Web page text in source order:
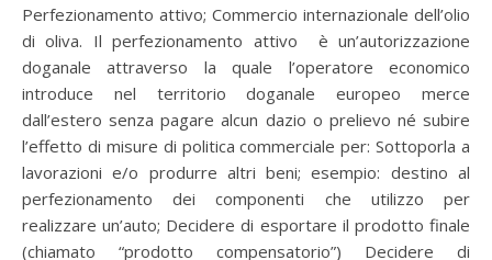
Perfezionamento attivo; Commercio internazionale dell’olio
di oliva. Il perfezionamento attivo è un’autorizzazione
doganale attraverso la quale l’operatore economico
introduce nel territorio doganale europeo merce
dall’estero senza pagare alcun dazio o prelievo né subire
l’effetto di misure di politica commerciale per: Sottoporla a
lavorazioni e/o produrre altri beni; esempio: destino al
perfezionamento dei componenti che utilizzo per
realizzare un’auto; Decidere di esportare il prodotto finale
(chiamato “prodotto compensatorio”) Decidere di